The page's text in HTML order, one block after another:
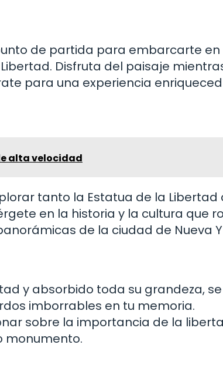
de partida para embarcarte en
Disfruta del paisaje
para una experiencia
alta velocidad
tanto la Estatua de la Libertad
en la historia y la cultura que
de la ciudad de Nueva
y absorbido toda su grandeza,
imborrables en tu memoria.
sobre la importancia de la
monumento.